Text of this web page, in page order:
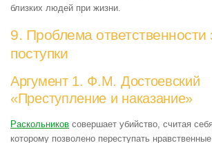
близких людей при жизни.
9. Проблема ответственности
поступки
Аргумент 1. Ф.М. Достоевский
«Преступление и наказание»
Раскольников совершает убийство, считая
которому позволено переступать